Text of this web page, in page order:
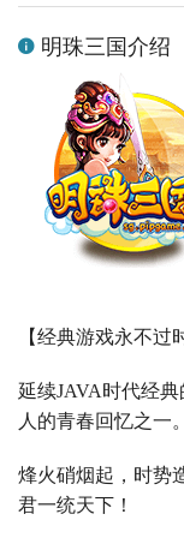
明珠三国介绍
【经典游戏永不过
延续JAVA时代经典
人的青春回忆之一。
烽火硝烟起，时势
君一统天下！